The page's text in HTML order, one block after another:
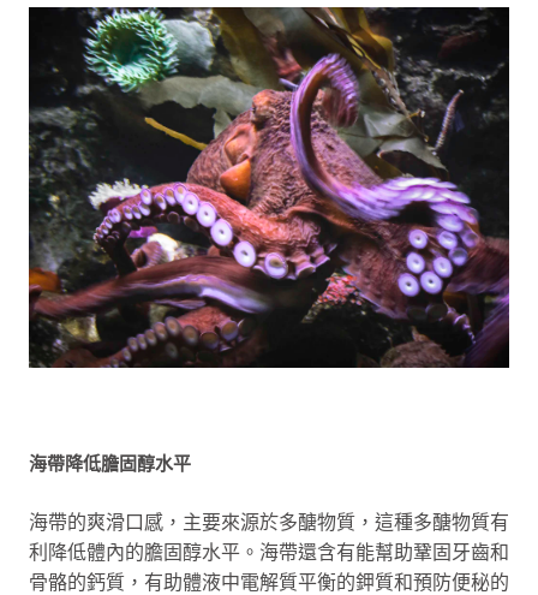
海帶降低膽固醇水平
海帶的爽滑口感，主要來源於多醣物質，這種多醣物質有
利降低體內的膽固醇水平。海帶還含有能幫助鞏固牙齒和
骨骼的鈣質，有助體液中電解質平衡的鉀質和預防便秘的